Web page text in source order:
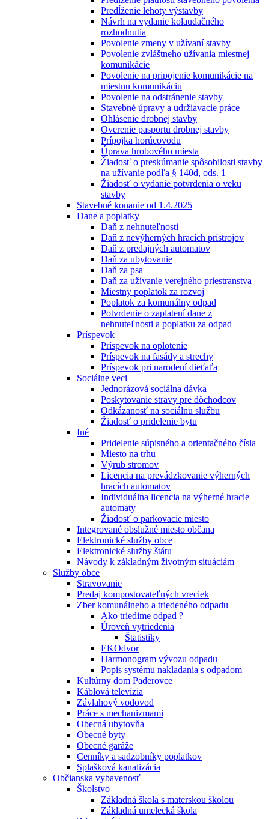
Predĺženie lehoty výstavby
Návrh na vydanie kolaudačného
rozhodnutia
Povolenie zmeny v užívaní stavby
Povolenie zvláštneho užívania miestnej
komunikácie
Povolenie na pripojenie komunikácie na
miestnu komunikáciu
Povolenie na odstránenie stavby
Stavebné úpravy a udržiavacie práce
Ohlásenie drobnej stavby
Overenie pasportu drobnej stavby
Prípojka horúcovodu
Úprava hrobového miesta
Žiadosť o preskúmanie spôsobilosti stavby
na užívanie podľa § 140d, ods. 1
Žiadosť o vydanie potvrdenia o veku
stavby
Stavebné konanie od 1.4.2025
Dane a poplatky
Daň z nehnuteľnosti
Daň z nevýherných hracích prístrojov
Daň z predajných automatov
Daň za ubytovanie
Daň za psa
Daň za užívanie verejného priestranstva
Miestny poplatok za rozvoj
Poplatok za komunálny odpad
Potvrdenie o zaplatení dane z
nehnuteľnosti a poplatku za odpad
Príspevok
Príspevok na oplotenie
Príspevok na fasády a strechy
Príspevok pri narodení dieťaťa
Sociálne veci
Jednorázová sociálna dávka
Poskytovanie stravy pre dôchodcov
Odkázanosť na sociálnu službu
Žiadosť o pridelenie bytu
Iné
Pridelenie súpisného a orientačného čísla
Miesto na trhu
Výrub stromov
Licencia na prevádzkovanie výherných
hracích automatov
Individuálna licencia na výherné hracie
automaty
Žiadosť o parkovacie miesto
Integrované obslužné miesto občana
Elektronické služby obce
Elektronické služby štátu
Návody k základným životným situáciám
Služby obce
Stravovanie
Predaj kompostovateľných vreciek
Zber komunálneho a triedeného odpadu
Ako triedime odpad ?
Úroveň vytriedenia
Štatistiky
EKOdvor
Harmonogram vývozu odpadu
Popis systému nakladania s odpadom
Kultúrny dom Paderovce
Káblová televízia
Závlahový vodovod
Práce s mechanizmami
Obecná ubytovňa
Obecné byty
Obecné garáže
Cenníky a sadzobníky poplatkov
Splašková kanalizácia
Občianska vybavenosť
Školstvo
Základná škola s materskou školou
Základná umelecká škola